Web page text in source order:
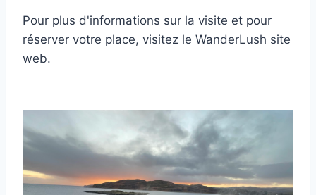
Pour plus d'informations sur la visite et pour
réserver votre place, visitez le WanderLush site
web.